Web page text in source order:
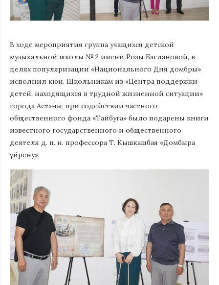
В ходе мероприятия группа учащихся детской
музыкальной школы № 2 имени Розы Баглановой, в
целях популяризации «Национального Дня домбры»
исполнил кюи. Школьникам из «Центра поддержки
детей, находящихся в трудной жизненной ситуации»
города Астаны, при содействии частного
общественного фонда «Тайбуга» было подарены книги
известного государственного и общественного
деятеля д. п. н. профессора Т. Кышкашбая «Домбыра
үйрену».